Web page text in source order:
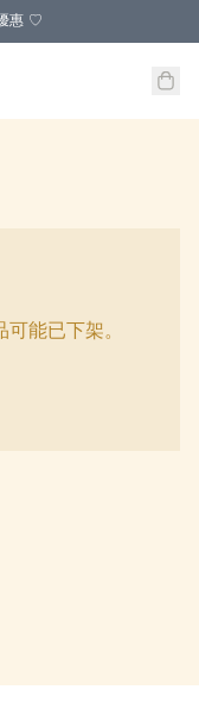
惠 ♡
能已下架。